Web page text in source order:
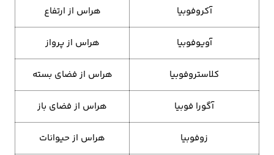
آکروفوبیا هراس از ارتفاع
آویوفوبیا هراس از پرواز
کلاستروفوبیا هراس از فضای بسته
آگورا فوبیا هراس از فضای باز
زوفوبیا هراس از حیوانات